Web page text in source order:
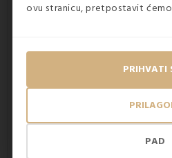
ovu stranicu, pretpostavit
PAD
PRIHVATI
ublažava pritisak na leđa
pogodan za dojenje i njegu
ne treba vam dodatni